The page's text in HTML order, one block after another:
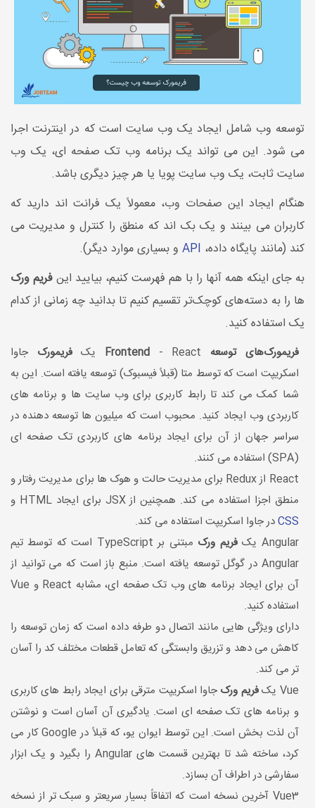
توسعه وب شامل ایجاد یک وب سایت است که در اینترنت اجرا
می شود. این می تواند یک برنامه وب تک صفحه ای، یک وب
سایت ثابت، یک وب سایت پویا یا هر چیز دیگری باشد.
هنگام ایجاد این صفحات وب، معمولاً یک فرانت اند دارید که
کاربران می بینند و یک بک اند که منطق را کنترل و مدیریت می
کند (مانند پایگاه داده، API و بسیاری موارد دیگر).
به جای اینکه همه آنها را با هم فهرست کنیم، بیایید اینفریم ورک
ها را به دسته‌های کوچک‌تر تقسیم کنیم تا بدانید چه زمانی از کدام
یک استفاده کنید.
فریمورک‌های توسعه Frontend - React یک فریمورک جاوا
اسکریپت است که توسط متا (قبلاً فیسبوک) توسعه یافته است. این به
شما کمک می کند تا رابط کاربری برای وب سایت ها و برنامه های
کاربردی وب ایجاد کنید. محبوب است که میلیون ها توسعه دهنده در
سراسر جهان از آن برای ایجاد برنامه های کاربردی تک صفحه ای
(SPA) استفاده می کنند.
React از Redux برای مدیریت حالت و هوک ها برای مدیریت رفتار و
منطق اجزا استفاده می کند. همچنین از JSX برای ایجاد HTML و
CSSدر جاوا اسکریپت استفاده می کند.
Angular یک
فریم ورک
مبتنی بر TypeScript است که توسط تیم
Angular در گوگل توسعه یافته است. منبع باز است که می توانید از
آن برای ایجاد برنامه های وب تک صفحه ای، مشابه React و Vue
استفاده کنید.
دارای ویژگی هایی مانند اتصال دو طرفه داده است که زمان توسعه را
کاهش می دهد و تزریق وابستگی که تعامل قطعات مختلف کد را آسان
تر می کند.
Vue یک
فریم ورک جاوا اسکریپت مترقی برای ایجاد رابط های کاربری
و برنامه های تک صفحه ای است. یادگیری آن آسان است و نوشتن
آن لذت بخش است. این توسط ایوان یو، که قبلاً در Google کار می
کرد، ساخته شد تا بهترین قسمت های Angular را بگیرد و یک ابزار
سفارشی در اطراف آن بسازد.
Vue3 آخرین نسخه است که اتفاقاً بسیار سریعتر و سبک تر از نسخه